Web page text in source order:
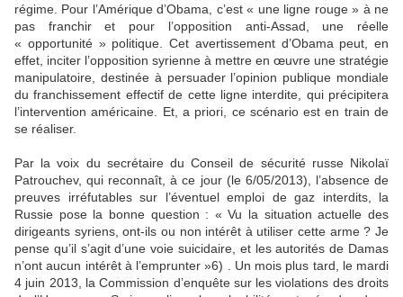
régime. Pour l’Amérique d’Obama, c’est « une ligne rouge » à ne
pas franchir et pour l’opposition anti-Assad, une réelle
« opportunité » politique. Cet avertissement d’Obama peut, en
effet, inciter l’opposition syrienne à mettre en œuvre une stratégie
manipulatoire, destinée à persuader l’opinion publique mondiale
du franchissement effectif de cette ligne interdite, qui précipitera
l’intervention américaine. Et, a priori, ce scénario est en train de
se réaliser.
Par la voix du secrétaire du Conseil de sécurité russe Nikolaï
Patrouchev, qui reconnaît, à ce jour (le 6/05/2013), l’absence de
preuves irréfutables sur l’éventuel emploi de gaz interdits, la
Russie pose la bonne question : « Vu la situation actuelle des
dirigeants syriens, ont-ils ou non intérêt à utiliser cette arme ? Je
pense qu’il s’agit d’une voie suicidaire, et les autorités de Damas
n’ont aucun intérêt à l’emprunter »6) . Un mois plus tard, le mardi
4 juin 2013, la Commission d’enquête sur les violations des droits